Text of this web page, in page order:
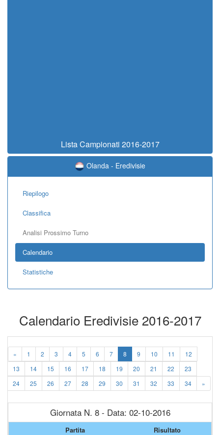
Lista Campionati 2016-2017
Olanda - Eredivisie
Riepilogo
Classifica
Analisi Prossimo Turno
Calendario
Statistiche
Calendario Eredivisie 2016-2017
« 1 2 3 4 5 6 7 8 9 10 11
12
13
14 15 16 17 18 19 20 21 22
23
24
25 26 27 28 29 30 31 32 33 34 »
Giornata N. 8 - Data: 02-10-2016
Partita
Risultato